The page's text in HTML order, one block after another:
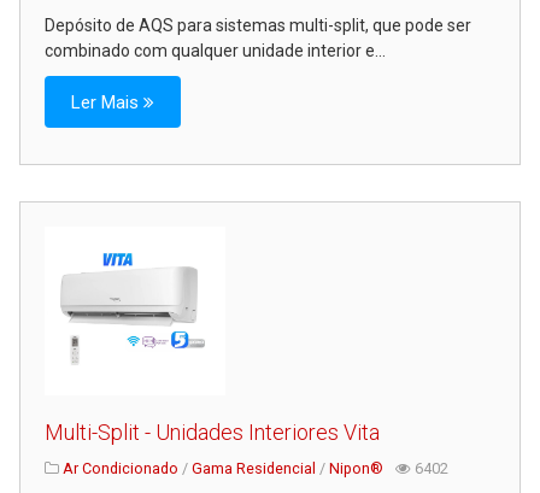
Depósito de AQS para sistemas multi-split, que pode ser
combinado com qualquer unidade interior e...
Ler Mais
Multi-Split - Unidades Interiores Vita
Ar Condicionado / Gama Residencial / Nipon® 6402